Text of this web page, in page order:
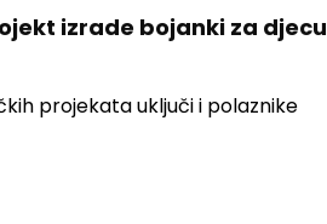
izrade bojanki za djecu
projekata uključi i polaznike